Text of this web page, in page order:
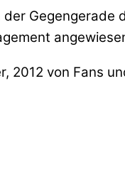
Gegengerade
2012 von Fans